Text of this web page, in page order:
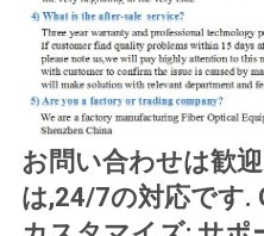
お問い合わせは歓
は,24/7の対応です.